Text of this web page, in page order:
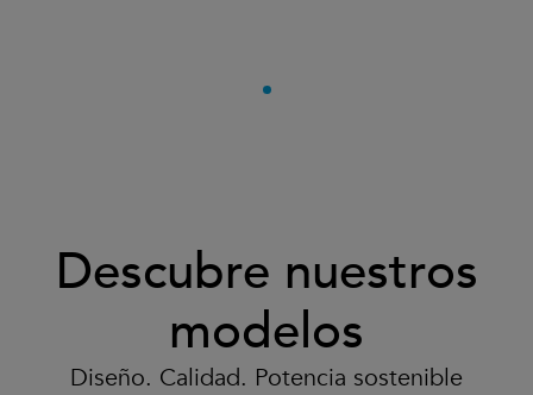
Descubre nuestros
modelos
Diseño. Calidad. Potencia sostenible